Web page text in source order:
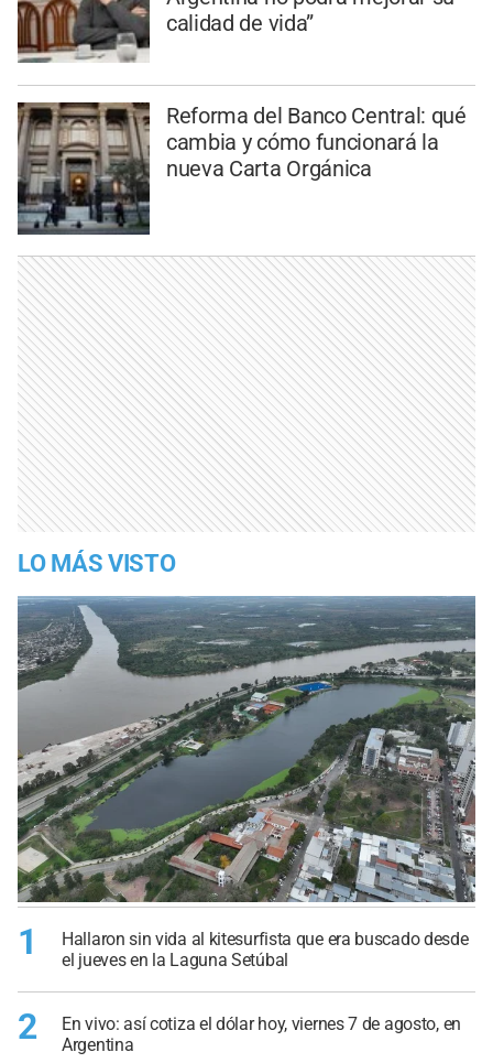
calidad de vida”
Reforma del Banco Central: qué
cambia y cómo funcionará la
nueva Carta Orgánica
LO MÁS VISTO
1
Hallaron sin vida al kitesurfista que era buscado desde
el jueves en la Laguna Setúbal
2
En vivo: así cotiza el dólar hoy, viernes 7 de agosto, en
Argentina